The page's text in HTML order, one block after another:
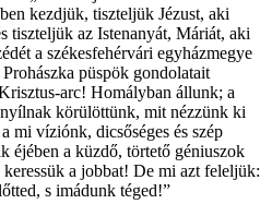
kezdjük, tiszteljük Jézust, aki
tiszteljük az Istenanyát, Máriát, aki
a székesfehérvári egyházmegye
püspök gondolatait
arc! Homályban állunk; a
körülöttünk, mit nézzünk ki
víziónk, dicsőséges és szép
éjében a küzdő, törtető géniuszok
a jobbat! De mi azt feleljük:
s imádunk téged!”